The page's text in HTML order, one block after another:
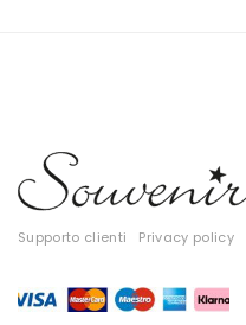
Supporto clienti Privacy policy